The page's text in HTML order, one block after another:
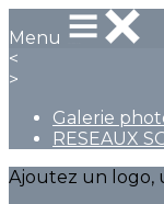
Menu
<
>
Galerie
RESEAUX
Ajoutez un logo,